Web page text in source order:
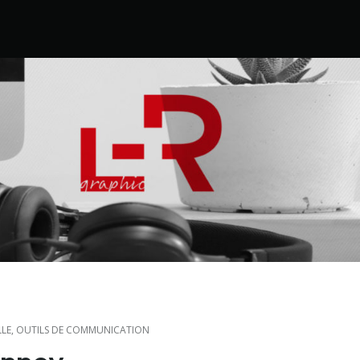
, OUTILS DE COMMUNICATION